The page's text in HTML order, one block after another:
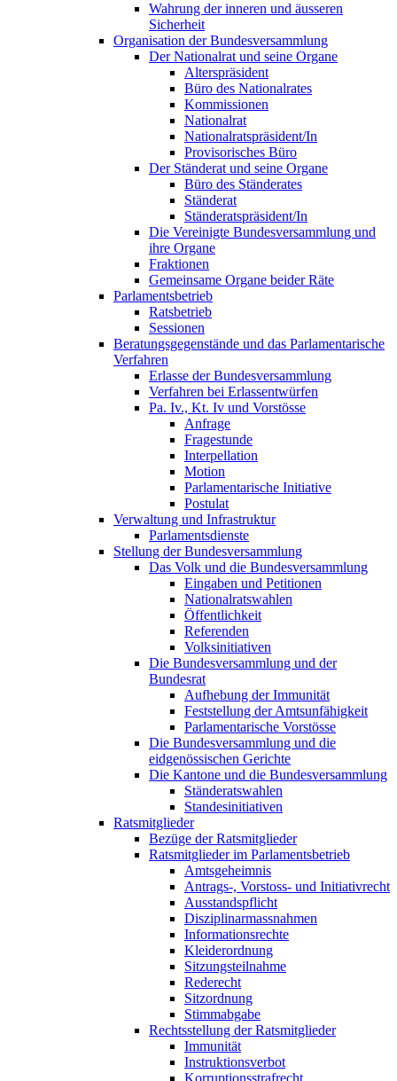
Wahrung der inneren und äusseren
Sicherheit
Organisation der Bundesversammlung
Der Nationalrat und seine Organe
Alterspräsident
Büro des Nationalrates
Kommissionen
Nationalrat
Nationalratspräsident/In
Provisorisches Büro
Der Ständerat und seine Organe
Büro des Ständerates
Ständerat
Ständeratspräsident/In
Die Vereinigte Bundesversammlung und
ihre Organe
Fraktionen
Gemeinsame Organe beider Räte
Parlamentsbetrieb
Ratsbetrieb
Sessionen
Beratungsgegenstände und das Parlamentarische
Verfahren
Erlasse der Bundesversammlung
Verfahren bei Erlassentwürfen
Pa. Iv., Kt. Iv und Vorstösse
Anfrage
Fragestunde
Interpellation
Motion
Parlamentarische Initiative
Postulat
Verwaltung und Infrastruktur
Parlamentsdienste
Stellung der Bundesversammlung
Das Volk und die Bundesversammlung
Eingaben und Petitionen
Nationalratswahlen
Öffentlichkeit
Referenden
Volksinitiativen
Die Bundesversammlung und der
Bundesrat
Aufhebung der Immunität
Feststellung der Amtsunfähigkeit
Parlamentarische Vorstösse
Die Bundesversammlung und die
eidgenössischen Gerichte
Die Kantone und die Bundesversammlung
Ständeratswahlen
Standesinitiativen
Ratsmitglieder
Bezüge der Ratsmitglieder
Ratsmitglieder im Parlamentsbetrieb
Amtsgeheimnis
Antrags-, Vorstoss- und Initiativrecht
Ausstandspflicht
Disziplinarmassnahmen
Informationsrechte
Kleiderordnung
Sitzungsteilnahme
Rederecht
Sitzordnung
Stimmabgabe
Rechtsstellung der Ratsmitglieder
Immunität
Instruktionsverbot